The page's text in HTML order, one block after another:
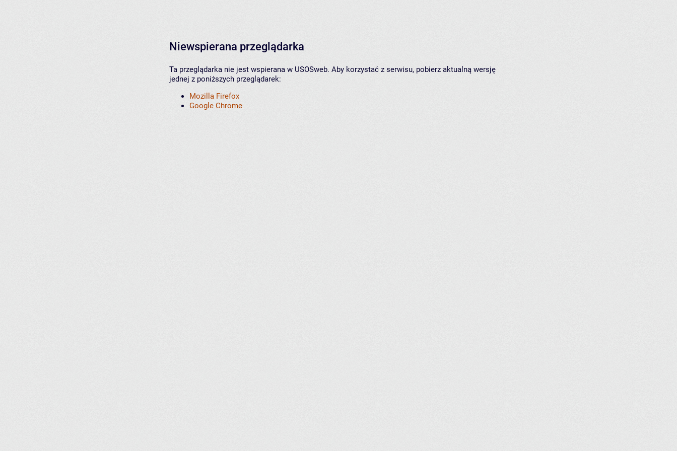
Niewspierana przeglądarka
Ta przeglądarka nie jest wspierana w USOSweb. Aby korzystać z serwisu, pobierz aktualną wersję
jednej z poniższych przeglądarek:
Mozilla Firefox
Google Chrome